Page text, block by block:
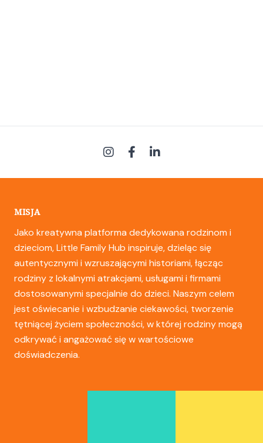
MISJA
Jako kreatywna platforma dedykowana rodzinom i
dzieciom, Little Family Hub inspiruje, dzieląc się
autentycznymi i wzruszającymi historiami, łącząc
rodziny z lokalnymi atrakcjami, usługami i firmami
dostosowanymi specjalnie do dzieci. Naszym celem
jest oświecanie i wzbudzanie ciekawości, tworzenie
tętniącej życiem społeczności, w której rodziny mogą
odkrywać i angażować się w wartościowe
doświadczenia.